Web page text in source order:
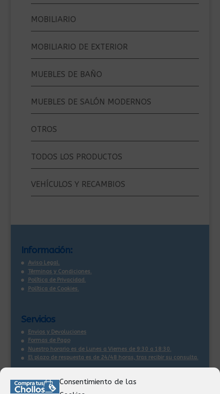
Consentimiento de las
MOBILIARIO
MOBILIARIO DE EXTERIOR
MUEBLES DE BAÑO
MUEBLES DE SALÓN MODERNOS
OTROS
TODOS LOS PRODUCTOS
VEHÍCULOS Y RECAMBIOS
Información:
Aviso Legal.
Términos y Condiciones.
Política de Privacidad.
Política de Cookies.
Servicios
Envios y Devoluciones
Formas de Pago
Nuestro horario es de Lunes a Viernes de 9:30 a 18:30.
El plazo de respuesta es de 24/48 horas, tras recibir su consulta.
Contacto: